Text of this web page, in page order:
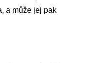
a může jej pak